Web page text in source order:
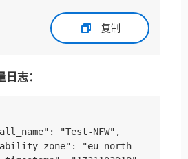
复制
志：
"Test-NFW",
"eu-north-1a",